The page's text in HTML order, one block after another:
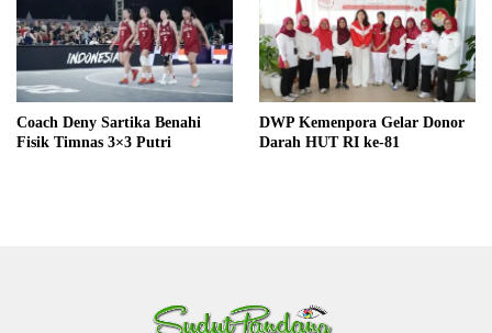
Coach Deny Sartika Benahi
Fisik Timnas 3×3 Putri
DWP Kemenpora Gelar Donor
Darah HUT RI ke-81